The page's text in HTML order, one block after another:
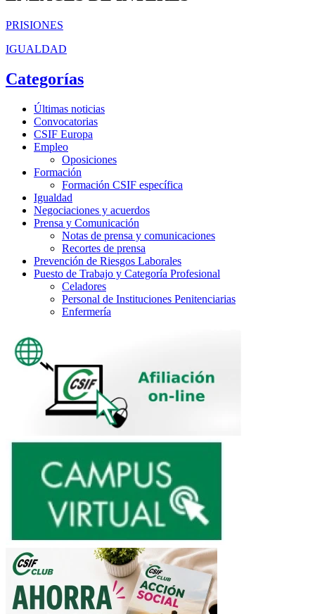
PRISIONES
IGUALDAD
Categorías
Últimas noticias
Convocatorias
CSIF Europa
Empleo
Oposiciones
Formación
Formación CSIF específica
Igualdad
Negociaciones y acuerdos
Prensa y Comunicación
Notas de prensa y comunicaciones
Recortes de prensa
Prevención de Riesgos Laborales
Puesto de Trabajo y Categoría Profesional
Celadores
Personal de Instituciones Penitenciarias
Enfermería